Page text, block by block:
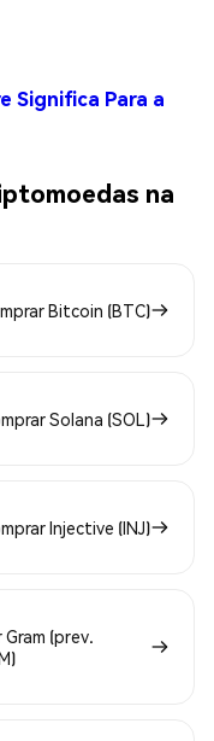
Significa Para a
na
Bitcoin (BTC)
Solana (SOL)
Injective (INJ)
(prev.